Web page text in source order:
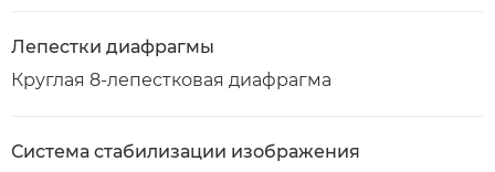
Лепестки диафрагмы
Круглая 8-лепестковая диафрагма
Система стабилизации изображения